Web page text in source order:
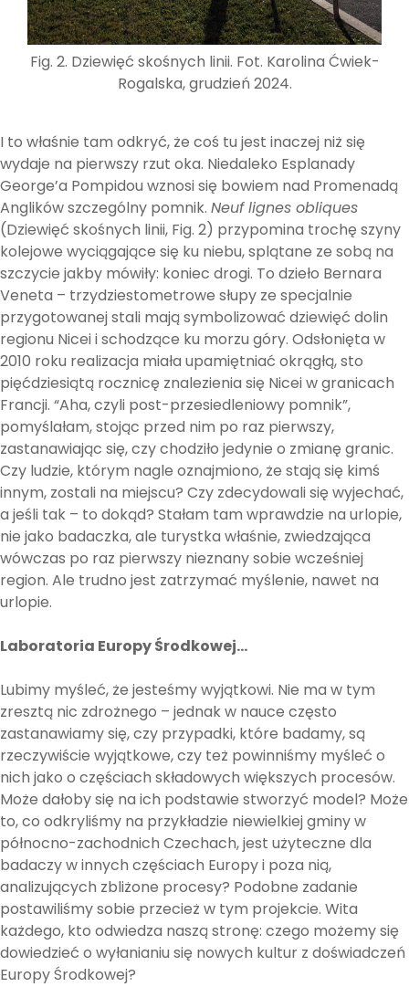
Fig. 2. Dziewięć skośnych linii. Fot. Karolina Ćwiek-
Rogalska, grudzień 2024.
I to właśnie tam odkryć, że coś tu jest inaczej niż się
wydaje na pierwszy rzut oka. Niedaleko Esplanady
George’a Pompidou wznosi się bowiem nad Promenadą
Anglików szczególny pomnik. Neuf lignes obliques
(Dziewięć skośnych linii, Fig. 2) przypomina trochę szyny
kolejowe wyciągające się ku niebu, splątane ze sobą na
szczycie jakby mówiły: koniec drogi. To dzieło Bernara
Veneta – trzydziestometrowe słupy ze specjalnie
przygotowanej stali mają symbolizować dziewięć dolin
regionu Nicei i schodzące ku morzu góry. Odsłonięta w
2010 roku realizacja miała upamiętniać okrągłą, sto
pięćdziesiątą rocznicę znalezienia się Nicei w granicach
Francji. “Aha, czyli post-przesiedleniowy pomnik”,
pomyślałam, stojąc przed nim po raz pierwszy,
zastanawiając się, czy chodziło jedynie o zmianę granic.
Czy ludzie, którym nagle oznajmiono, że stają się kimś
innym, zostali na miejscu? Czy zdecydowali się wyjechać,
a jeśli tak – to dokąd? Stałam tam wprawdzie na urlopie,
nie jako badaczka, ale turystka właśnie, zwiedzająca
wówczas po raz pierwszy nieznany sobie wcześniej
region. Ale trudno jest zatrzymać myślenie, nawet na
urlopie.
Laboratoria Europy Środkowej…
Lubimy myśleć, że jesteśmy wyjątkowi. Nie ma w tym
zresztą nic zdrożnego – jednak w nauce często
zastanawiamy się, czy przypadki, które badamy, są
rzeczywiście wyjątkowe, czy też powinniśmy myśleć o
nich jako o częściach składowych większych procesów.
Może dałoby się na ich podstawie stworzyć model? Może
to, co odkryliśmy na przykładzie niewielkiej gminy w
północno-zachodnich Czechach, jest użyteczne dla
badaczy w innych częściach Europy i poza nią,
analizujących zbliżone procesy? Podobne zadanie
postawiliśmy sobie przecież w tym projekcie. Wita
każdego, kto odwiedza naszą stronę: czego możemy się
dowiedzieć o wyłanianiu się nowych kultur z doświadczeń
Europy Środkowej?